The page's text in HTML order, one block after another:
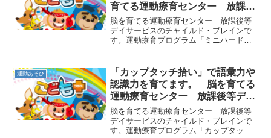
育てる運動療育センター 放課後
等デイサービスのチャイルド・ブ
レイン
脳を育てる運動療育センター 放課後等
デイサービスのチャイルド・ブレインで
す。運動療育プログラム「ミニハードル
て並べておきます。そして、走りながら
ハードルを跳び越えていき...
運動あそび
「カップタッチ拾い」で語彙力や
認識力を育てます。 脳を育てる
運動療育センター 放課後等デイ
サービスのチャイルド・ブレイン
脳を育てる運動療育センター 放課後等
デイサービスのチャイルド・ブレインで
す。運動療育プログラム「カップタッチ